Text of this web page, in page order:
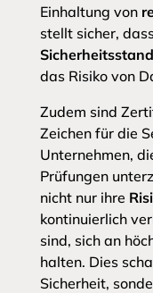
Einhaltung von
stellt sicher,
das Risiko von
Zudem sind
Zeichen für die
Unternehmen,
Prüfungen
nicht nur ihre
kontinuierlich
sind, sich an
halten. Dies
Sicherheit,